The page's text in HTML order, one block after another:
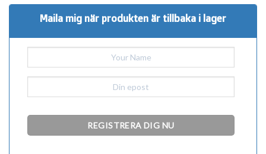
Maila mig när produkten är tillbaka i lager